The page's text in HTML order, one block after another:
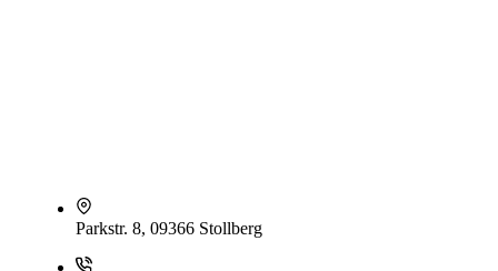
Parkstr. 8, 09366 Stollberg